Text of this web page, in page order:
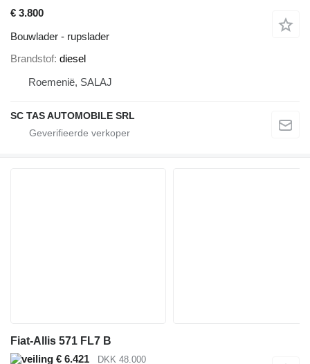
€ 3.800
Bouwlader - rupslader
Brandstof diesel
Roemenië, SALAJ
SC TAS AUTOMOBILE SRL
Fiat-Allis 571 FL7 B
€ 6.421
DKK 48.000